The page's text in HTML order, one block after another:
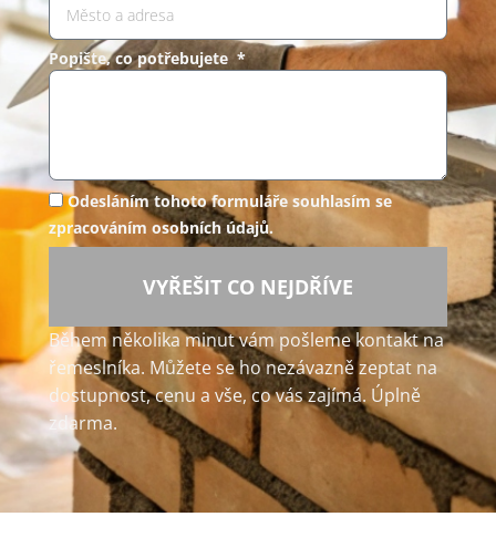
Popište, co potřebujete *
Odesláním tohoto formuláře souhlasím se
zpracováním osobních údajů.
VYŘEŠIT CO NEJDŘÍVE
Během několika minut vám pošleme kontakt na
řemeslníka. Můžete se ho nezávazně zeptat na
dostupnost, cenu a vše, co vás zajímá. Úplně
zdarma.